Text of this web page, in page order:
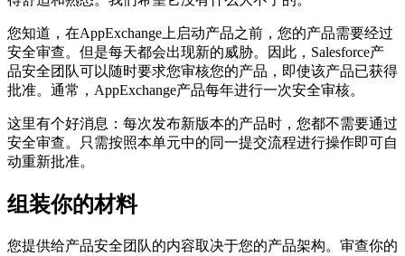
您知道，在AppExchange上启动产品之前，您的产品需要经过
安全审查。但是每天都会出现新的威胁。因此，Salesforce产
品安全团队可以随时要求您审核您的产品，即使该产品已获得
批准。通常，AppExchange产品每年进行一次安全审核。
这里有个好消息：每次发布新版本的产品时，您都不需要通过
安全审查。只需按照本单元中的同一提交流程进行操作即可自
动重新批准。
组装你的材料
您提供给产品安全团队的内容取决于您的产品架构。审查你的